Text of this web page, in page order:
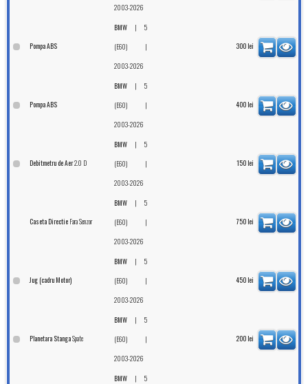
2003-2026
Pompa ABS
BMW |5
(E60) |
2003-2026
300 lei
Pompa ABS
BMW |5
(E60) |
2003-2026
400 lei
Debitmetru de Aer2.0 D
BMW |5
(E60) |
2003-2026
150 lei
Caseta Directie Fara Senzor
BMW |5
(E60) |
2003-2026
750 lei
Jug (cadru Motor)
BMW |5
(E60) |
2003-2026
450 lei
Planetara StangaSpate
BMW |5
(E60) |
2003-2026
200 lei
BMW |5